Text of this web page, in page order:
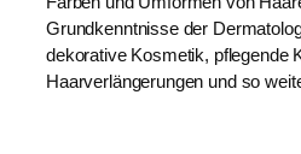
Grundkenntnisse der
dekorative Kosmetik, pflegende
Haarverlängerungen und so